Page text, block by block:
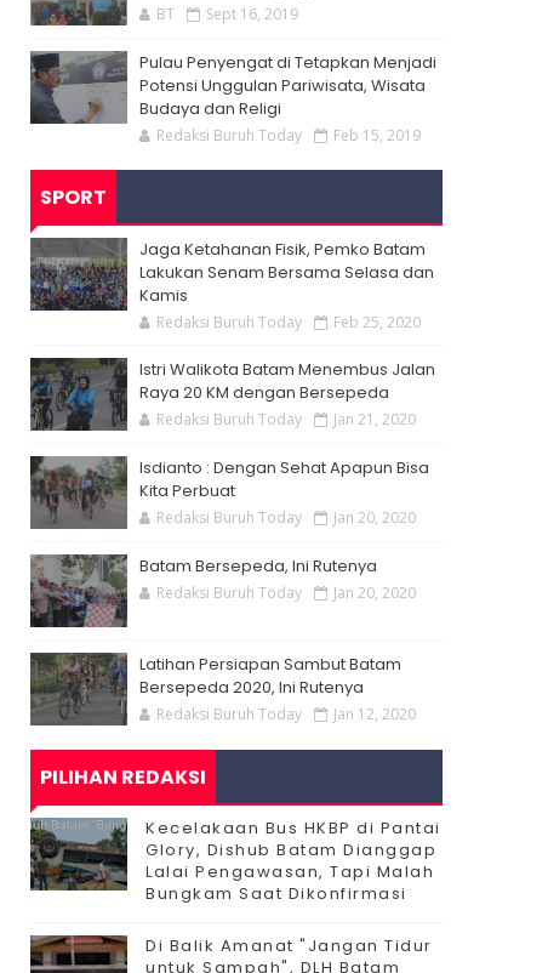
BT Sept 16, 2019
Pulau Penyengat di Tetapkan Menjadi
Potensi Unggulan Pariwisata, Wisata
Budaya dan Religi
Redaksi Buruh Today Feb 15, 2019
SPORT
Jaga Ketahanan Fisik, Pemko Batam
Lakukan Senam Bersama Selasa dan
Kamis
Redaksi Buruh Today Feb 25, 2020
Istri Walikota Batam Menembus Jalan
Raya 20 KM dengan Bersepeda
Redaksi Buruh Today Jan 21, 2020
Isdianto : Dengan Sehat Apapun Bisa
Kita Perbuat
Redaksi Buruh Today Jan 20, 2020
Batam Bersepeda, Ini Rutenya
Redaksi Buruh Today Jan 20, 2020
Latihan Persiapan Sambut Batam
Bersepeda 2020, Ini Rutenya
Redaksi Buruh Today Jan 12, 2020
PILIHAN REDAKSI
Kecelakaan Bus HKBP di Pantai
Glory, Dishub Batam Dianggap
Lalai Pengawasan, Tapi Malah
Bungkam Saat Dikonfirmasi
Di Balik Amanat "Jangan Tidur
untuk Sampah", DLH Batam